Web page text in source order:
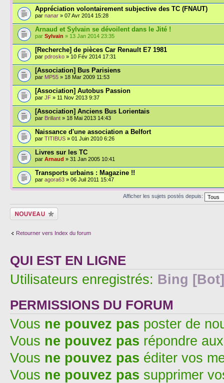
Appréciation volontairement subjective des TC (FNAUT)
par nanar » 07 Avr 2014 15:28
Arnaud et Sylvain se dévoilent dans le Jité !
par Sylvain » 13 Jan 2014 23:35
[Recherche] de pièces Car Renault E7 1981
par pdrosko » 10 Fév 2014 17:31
[Association] Bus Parisiens
par MP55 » 18 Mar 2009 11:53
[Association] Autobus Passion
par JF » 11 Nov 2013 9:37
[Association] Anciens Bus Lorientais
par Brillant » 18 Mai 2013 14:43
Naissance d'une association a Belfort
par TITIBUS » 01 Juin 2010 6:26
Livres sur les TC
par Arnaud » 31 Jan 2005 10:41
Transports urbains : Magazine !!
par agora63 » 06 Juil 2011 15:47
Afficher les sujets postés depuis:
Écrire un nouveau
sujet
Retourner vers Index du forum
QUI EST EN LIGNE
Utilisateurs enregistrés: Bing [Bot]
PERMISSIONS DU FORUM
Vous ne pouvez pas poster de
Vous ne pouvez pas répondre
Vous ne pouvez pas éditer vos
Vous ne pouvez pas supprimer